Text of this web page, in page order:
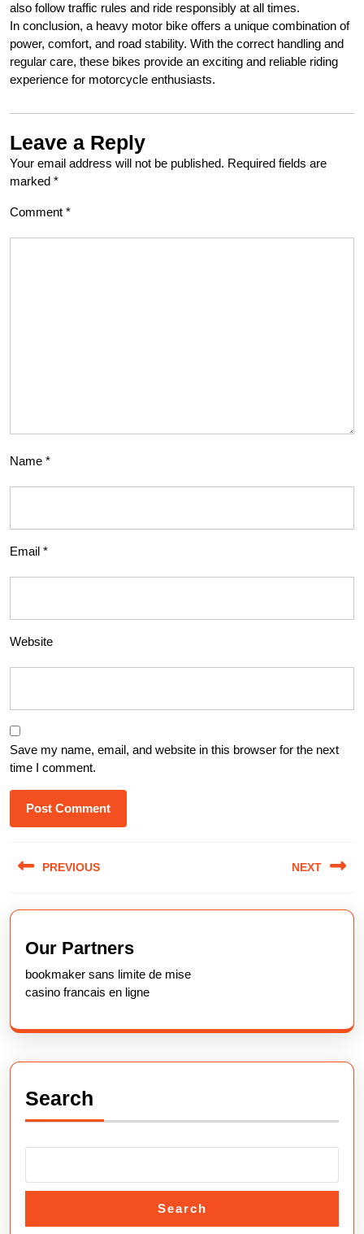
also follow traffic rules and ride responsibly at all times.
In conclusion, a heavy motor bike offers a unique combination of
power, comfort, and road stability. With the correct handling and
regular care, these bikes provide an exciting and reliable riding
experience for motorcycle enthusiasts.
Leave a Reply
Your email address will not be published. Required fields are
marked *
Comment *
Name *
Email *
Website
Save my name, email, and website in this browser for the next
time I comment.
navigation
PREVIOUS NEXT
Our Partners
bookmaker sans limite de mise
casino francais en ligne
Search
Search